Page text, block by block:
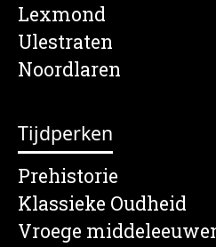
Lexmond
Ulestraten
Noordlaren
Tijdperken
Prehistorie
Klassieke Oudheid
Vroege